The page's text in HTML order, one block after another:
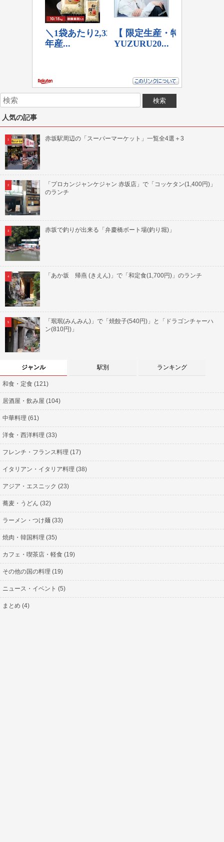
人気の記事
赤坂駅周辺の「スーパーマーケット」一覧全4選＋3
「プロカンジャンケジャン 赤坂店」で「コッケタン(1,400円)」
のランチ
赤坂で釣りが出来る「弁慶橋ボート場(釣り堀)」
「あか坂 帰燕 (きえん)」で「和定食(1,700円)」のランチ
「珉珉(みんみん)」で「焼餃子(540円)」と「ドラゴンチャーハ
ン(810円)」
ジャンル 駅別 ランキング
和食・定食 (121)
居酒屋・飲み屋 (104)
中華料理 (61)
洋食・西洋料理 (33)
フレンチ・フランス料理 (17)
イタリアン・イタリア料理 (38)
アジア・エスニック (23)
蕎麦・うどん (32)
ラーメン・つけ麺 (33)
焼肉・韓国料理 (35)
カフェ・喫茶店・軽食 (19)
その他の国の料理 (19)
ニュース・イベント (5)
まとめ (4)